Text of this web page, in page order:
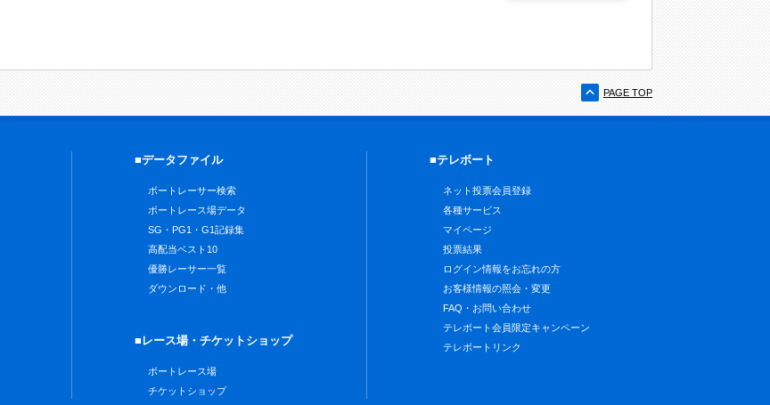
PAGE TOP
■データファイル
ボートレーサー検索
ボートレース場データ
SG・PG1・G1記録集
高配当ベスト10
優勝レーサー一覧
ダウンロード・他
■レース場・チケットショップ
ボートレース場
チケットショップ
■テレボート
ネット投票会員登録
各種サービス
マイページ
投票結果
ログイン情報をお忘れの方
お客様情報の照会・変更
FAQ・お問い合わせ
テレボート会員限定キャンペーン
テレボートリンク